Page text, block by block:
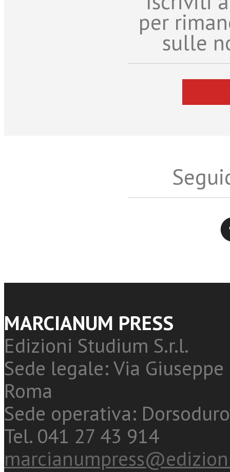
per
sulle
MARCIANUM PRESS
Edizioni Studium S.r.l.
Sede legale: Via
Roma
Sede operativa:
Tel. 041 27 43 914